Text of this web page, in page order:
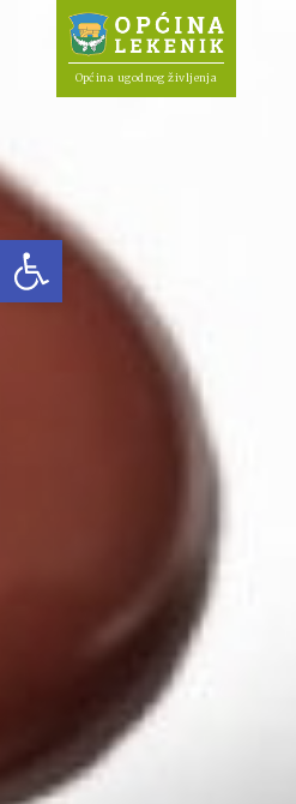
Open toolbar
Općina ugodnog življenja